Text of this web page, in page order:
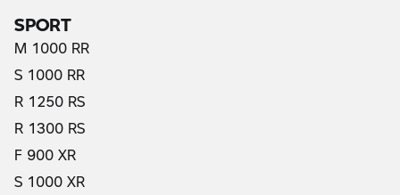
SPORT
M 1000 RR
S 1000 RR
R 1250 RS
R 1300 RS
F 900 XR
S 1000 XR